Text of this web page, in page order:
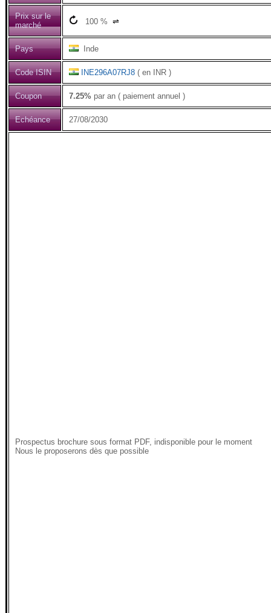
Prix sur le
marché
100 % ⇌
Pays Inde
Code ISIN INE296A07RJ8 ( en INR )
Coupon 7.25% par an ( paiement annuel )
Echéance 27/08/2030
Prospectus brochure sous format PDF, indisponible pour le moment
Nous le proposerons dès que possible